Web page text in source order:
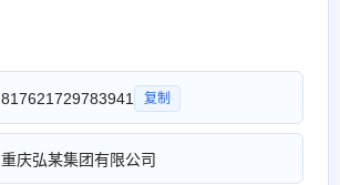
817621729783941 复制
重庆弘某集团有限公司